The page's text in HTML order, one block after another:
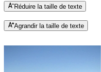
Réduire la taille de texte
Agrandir la taille de texte